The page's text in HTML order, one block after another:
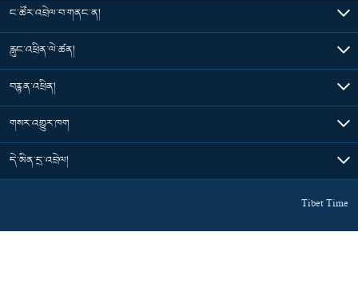
ང་ཚོར་འབྲེལ་བ་གནང་ན།
རླུང་འཕྲིན་ལེ་ཚན།
བརྙན་འཕྲིན།
གསར་འགྱུར་ཁག
དེ་མིན་དྲ་འབྲེལ།
Tibet Time